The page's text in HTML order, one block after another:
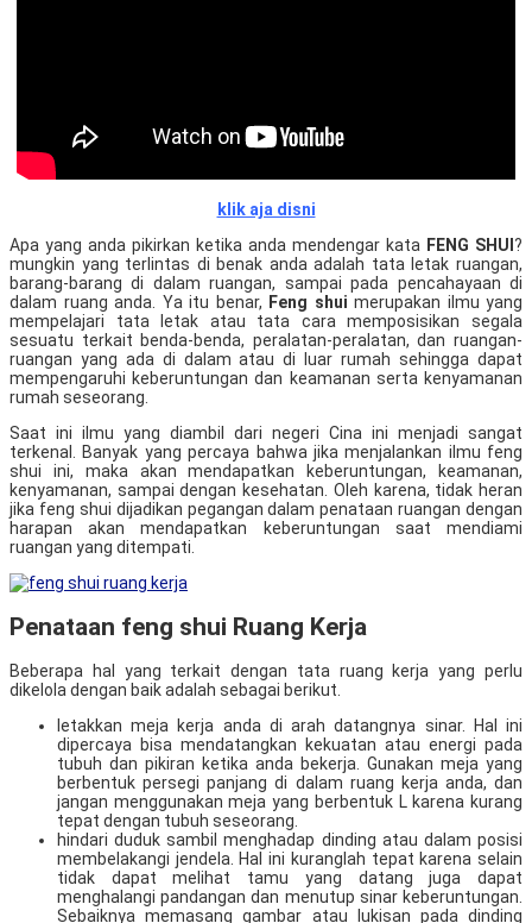
klik aja disni
Apa yang anda pikirkan ketika anda mendengar kata FENG SHUI?
mungkin yang terlintas di benak anda adalah tata letak ruangan,
barang-barang di dalam ruangan, sampai pada pencahayaan di
dalam ruang anda. Ya itu benar, Feng shui merupakan ilmu yang
mempelajari tata letak atau tata cara memposisikan segala
sesuatu terkait benda-benda, peralatan-peralatan, dan ruangan-
ruangan yang ada di dalam atau di luar rumah sehingga dapat
mempengaruhi keberuntungan dan keamanan serta kenyamanan
rumah seseorang.
Saat ini ilmu yang diambil dari negeri Cina ini menjadi sangat
terkenal. Banyak yang percaya bahwa jika menjalankan ilmu feng
shui ini, maka akan mendapatkan keberuntungan, keamanan,
kenyamanan, sampai dengan kesehatan. Oleh karena, tidak heran
jika feng shui dijadikan pegangan dalam penataan ruangan dengan
harapan akan mendapatkan keberuntungan saat mendiami
ruangan yang ditempati.
Penataan feng shui Ruang Kerja
Beberapa hal yang terkait dengan tata ruang kerja yang perlu
dikelola dengan baik adalah sebagai berikut.
letakkan meja kerja anda di arah datangnya sinar. Hal ini
dipercaya bisa mendatangkan kekuatan atau energi pada
tubuh dan pikiran ketika anda bekerja. Gunakan meja yang
berbentuk persegi panjang di dalam ruang kerja anda, dan
jangan menggunakan meja yang berbentuk L karena kurang
tepat dengan tubuh seseorang.
hindari duduk sambil menghadap dinding atau dalam posisi
membelakangi jendela. Hal ini kuranglah tepat karena selain
tidak dapat melihat tamu yang datang juga dapat
menghalangi pandangan dan menutup sinar keberuntungan.
Sebaiknya memasang gambar atau lukisan pada dinding